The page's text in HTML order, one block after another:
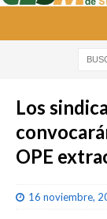
Los
OPE
16 noviembre,